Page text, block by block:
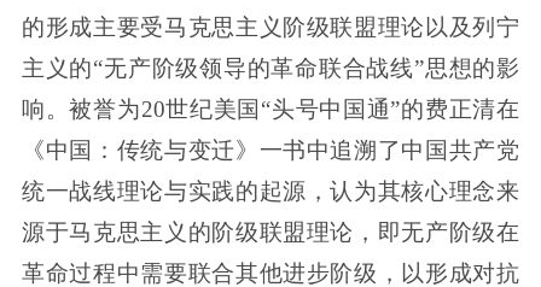
的形成主要受马克思主义阶级联盟理论以及列宁
主义的“无产阶级领导的革命联合战线”思想的影
响。被誉为20世纪美国“头号中国通”的费正清在
《中国：传统与变迁》一书中追溯了中国共产党
统一战线理论与实践的起源，认为其核心理念来
源于马克思主义的阶级联盟理论，即无产阶级在
革命过程中需要联合其他进步阶级，以形成对抗